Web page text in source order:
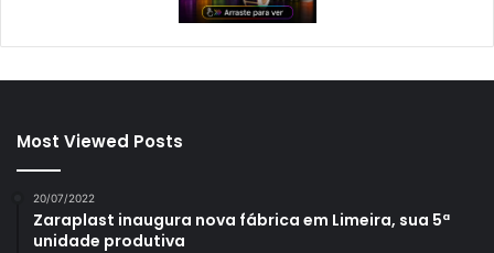
Most Viewed Posts
20/07/2022
Zaraplast inaugura nova fábrica em Limeira, sua 5ª
unidade produtiva